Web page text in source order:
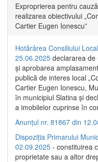
Exproprierea pentru
realizarea obiectivului
Cartier Eugen Ionescu”
Hotărârea Consiliului
25.06.2025 declararea de
și aprobarea
publică de interes local
Cartier Eugen Ionescu,
în municipiul Slatina și
a imobilelor cuprinse în
Anunțul nr. 81867 din
Dispoziția Primarului
02.09.2025 - constituirea
proprietate sau a altor